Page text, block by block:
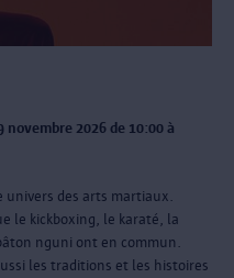
2026 de 10:00 à
univers des arts martiaux.
le kickboxing, le karaté, la
nguni ont en commun.
les traditions et les histoires